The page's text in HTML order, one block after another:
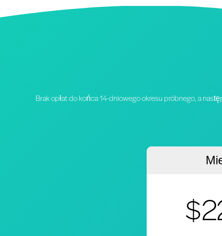
Brak opłat do końca 14-dniowego okresu próbnego, a